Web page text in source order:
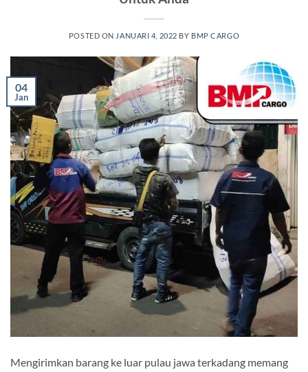
POSTED ON JANUARI 4, 2022 BY BMP CARGO
04
Jan
Mengirimkan barang ke luar pulau jawa terkadang memang